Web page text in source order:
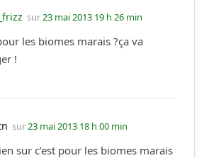
sur23 mai 2013 19 h 26 min
les biomes marais ?ça va
!
sur23 mai 2013 18 h 00 min
sur c’est pour les biomes marais